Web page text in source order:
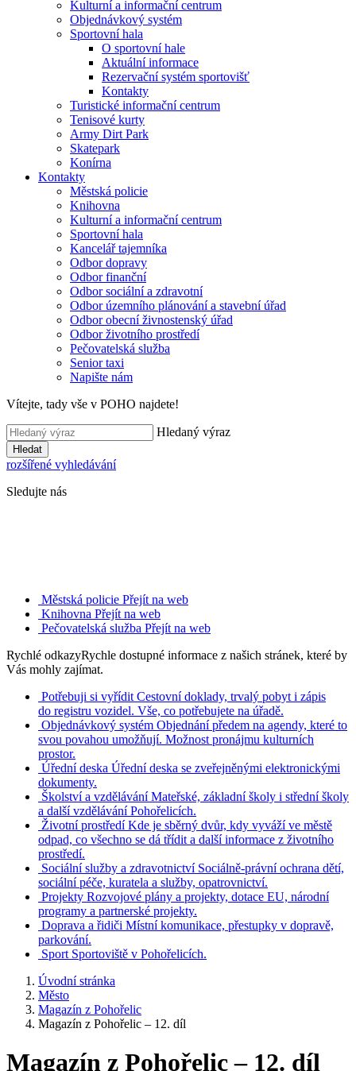
Kulturní a informační centrum
Objednávkový systém
Sportovní hala
O sportovní hale
Aktuální informace
Rezervační systém sportovišť
Kontakty
Turistické informační centrum
Tenisové kurty
Army Dirt Park
Skatepark
Konírna
Kontakty
Městská policie
Knihovna
Kulturní a informační centrum
Sportovní hala
Kancelář tajemníka
Odbor dopravy
Odbor finanční
Odbor sociální a zdravotní
Odbor územního plánování a stavební úřad
Odbor obecní živnostenský úřad
Odbor životního prostředí
Pečovatelská služba
Senior taxi
Napište nám
Vítejte, tady vše v POHO najdete!
Hledaný výraz
Hledat
rozšířené vyhledávání
Sledujte nás
Městská policie Přejít na web
Knihovna Přejít na web
Pečovatelská služba Přejít na web
Rychlé odkazyRychle dostupné informace z našich stránek, které by
Vás mohly zajímat.
Potřebuji si vyřídit Cestovní doklady, trvalý pobyt i zápis
do registru vozidel. Vše, co potřebujete na úřadě.
Objednávkový systém Objednání předem na agendy, které to
svou povahou umožňují. Možnost pronájmu kulturních
prostor.
Úřední deska Úřední deska se zveřejněnými elektronickými
dokumenty.
Školství a vzdělávání Mateřské, základní školy i střední školy
a další vzdělávání Pohořelicích.
Životní prostředí Kde je sběrný dvůr, kdy vyváží ve městě
odpad, co všechno se dá třídit a další informace z životního
prostředí.
Sociální služby a zdravotnictví Sociálně-právní ochrana dětí,
sociální péče, kuratela a služby, opatrovnictví.
Projekty Rozvojové plány a projekty, dotace EU, národní
programy a partnerské projekty.
Doprava a řidiči Místní komunikace, přestupky v dopravě,
parkování.
Sport Sportoviště v Pohořelicích.
Úvodní stránka
Město
Magazín z Pohořelic
Magazín z Pohořelic – 12. díl
Magazín z Pohořelic – 12. díl